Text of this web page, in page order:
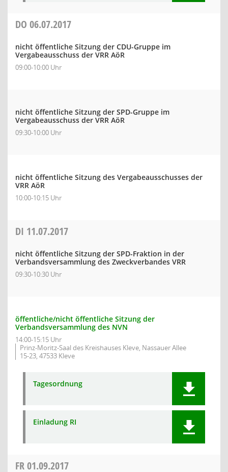
DO 06.07.2017
nicht öffentliche Sitzung der CDU-Gruppe im
Vergabeausschuss der VRR AöR
09:00-10:00 Uhr
nicht öffentliche Sitzung der SPD-Gruppe im
Vergabeausschuss der VRR AöR
09:30-10:00 Uhr
nicht öffentliche Sitzung des Vergabeausschusses der
VRR AöR
10:00-10:15 Uhr
DI 11.07.2017
nicht öffentliche Sitzung der SPD-Fraktion in der
Verbandsversammlung des Zweckverbandes VRR
09:30-10:30 Uhr
öffentliche/nicht öffentliche Sitzung der
Verbandsversammlung des NVN
14:00-15:15 Uhr
Prinz-Moritz-Saal des Kreishauses Kleve, Nassauer Allee
15-23, 47533 Kleve
Tagesordnung
Einladung RI
FR01.09.2017